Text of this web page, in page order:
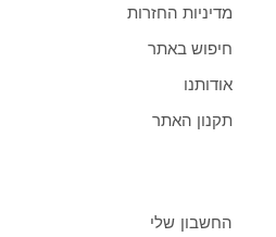
מדיניות החזרות
חיפוש באתר
אודותנו
תקנון האתר
החשבון שלי